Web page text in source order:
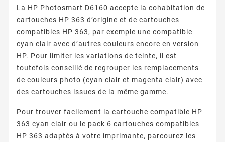
La HP Photosmart D6160 accepte la cohabitation de
cartouches HP 363 d’origine et de cartouches
compatibles HP 363, par exemple une compatible
cyan clair avec d’autres couleurs encore en version
HP. Pour limiter les variations de teinte, il est
toutefois conseillé de regrouper les remplacements
de couleurs photo (cyan clair et magenta clair) avec
des cartouches issues de la même gamme.
Pour trouver facilement la cartouche compatible HP
363 cyan clair ou le pack 6 cartouches compatibles
HP 363 adaptés à votre imprimante, parcourez les